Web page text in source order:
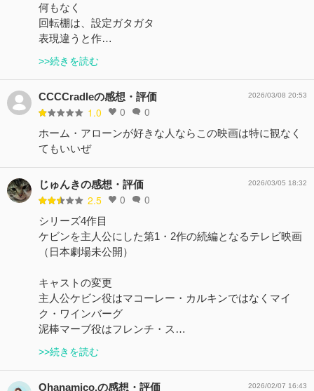
何もなく
回転棚は、設定ガタガタ
表現違うと作…
>>続きを読む
CCCCradleの感想・評価
1.0 0 0
2026/03/08 20:53
ホーム・アローンが好きな人ならこの映画は特に観なく
てもいいぜ
じゅんきの感想・評価
2.5 0 0
2026/03/05 18:32
シリーズ4作目
ケビンを主人公にした第1・2作の続編となるテレビ映画
（日本劇場未公開）
キャストの変更
主人公ケビン役はマコーレー・カルキンではなくマイ
ク・ワインバーグ
泥棒マーブ役はフレンチ・ス…
>>続きを読む
Ohanamico.の感想・評価 2026/02/07 16:43